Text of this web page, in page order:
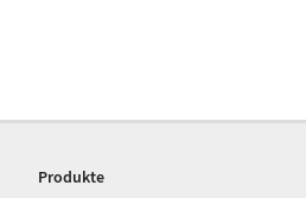
Produkte